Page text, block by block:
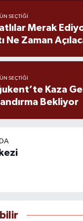
SEÇTIĞI
Merak
Ne Zaman
SEÇTIĞI
Kaza
Bekliyor